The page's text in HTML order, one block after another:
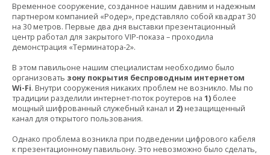
Временное сооружение, созданное нашим давним и надежным
партнером компанией «Родер», представляло собой квадрат 30
на 30 метров. Первые два дня выставки презентационный
центр работал для закрытого VIP-показа – проходила
демонстрация «Терминатора-2».
В этом павильоне нашим специалистам необходимо было
организовать зону покрытия беспроводным интернетом
Wi-Fi. Внутри сооружения никаких проблем не возникло. Мы по
традиции разделили интернет-поток роутеров на 1) более
мощный шифрованный служебный канал и 2) незащищенный
канал для открытого пользования.
Однако проблема возникла при подведении цифрового кабеля
к презентационному павильону. Это невозможно было сделать,